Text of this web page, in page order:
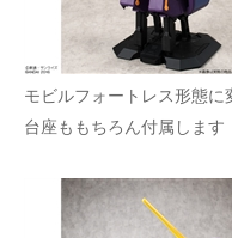
モビルフォートレス形態に
台座ももちろん付属します